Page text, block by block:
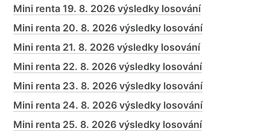
Mini renta 19. 8. 2026 výsledky losování
Mini renta 20. 8. 2026 výsledky losování
Mini renta 21. 8. 2026 výsledky losování
Mini renta 22. 8. 2026 výsledky losování
Mini renta 23. 8. 2026 výsledky losování
Mini renta 24. 8. 2026 výsledky losování
Mini renta 25. 8. 2026 výsledky losování